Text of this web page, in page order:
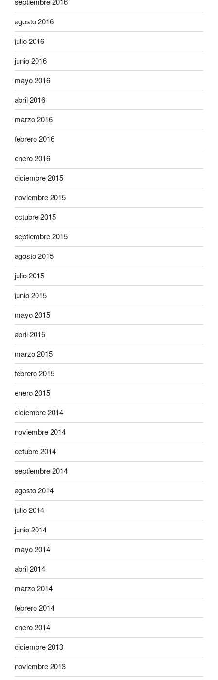
agosto 2016
julio 2016
junio 2016
mayo 2016
abril 2016
marzo 2016
febrero 2016
enero 2016
diciembre 2015
noviembre 2015
octubre 2015
septiembre 2015
agosto 2015
julio 2015
junio 2015
mayo 2015
abril 2015
marzo 2015
febrero 2015
enero 2015
diciembre 2014
noviembre 2014
octubre 2014
septiembre 2014
agosto 2014
julio 2014
junio 2014
mayo 2014
abril 2014
marzo 2014
febrero 2014
enero 2014
diciembre 2013
noviembre 2013